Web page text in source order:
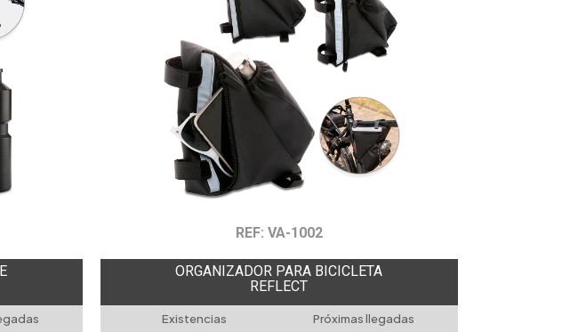
REF: VA-1002
ORGANIZADOR PARA BICICLETA
REFLECT
Existencias Próximas llegadas